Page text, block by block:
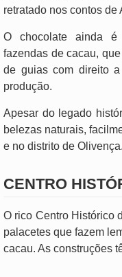
retratado nos contos de
O chocolate ainda é
fazendas de cacau,
de guias com direito a
produção.
Apesar do legado
belezas naturais,
e no distrito de Olivença.
CENTRO
O rico Centro Histórico
palacetes que fazem
cacau. As construções